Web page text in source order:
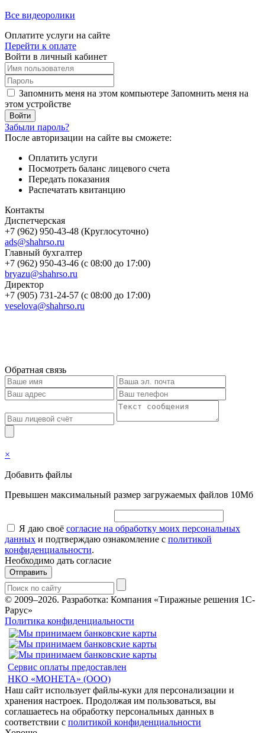
Все видеоролики
Оплатите услуги на сайте
Перейти к оплате
Войти в личный кабинет
Запомнить меня на этом компьютере Запомнить меня на
этом устройстве
Забыли пароль?
После авторизации на сайте вы сможете:
Оплатить услуги
Посмотреть баланс лицевого счета
Передать показания
Распечатать квитанцию
Контакты
Диспетчерская
+7 (962) 950-43-48 (Круглосуточно)
ads@shahrso.ru
Главный бухгалтер
+7 (962) 950-43-46 (с 08:00 до 17:00)
bryazu@shahrso.ru
Директор
+7 (905) 731-24-57 (с 08:00 до 17:00)
veselova@shahrso.ru
Обратная связь
×
Добавить файлы
Превышен максимальный размер загружаемых файлов 10Мб
Я даю своё согласие на обработку моих персональных
данных и подтверждаю ознакомление с политикой
конфиденциальности.
Необходимо дать согласие
Отправить
© 2009–2026. Разработка: Компания «Тиражные решения 1С-
Рарус»
Политика конфиденциальности
Сервис оплаты предоставлен
НКО «МОНЕТА» (ООО)
Наш сайт использует файлы-куки для персонализации и
хранения настроек. Продолжая им пользоваться, вы
соглашаетесь на обработку персональных данных в
соответствии с политикой конфиденциальности